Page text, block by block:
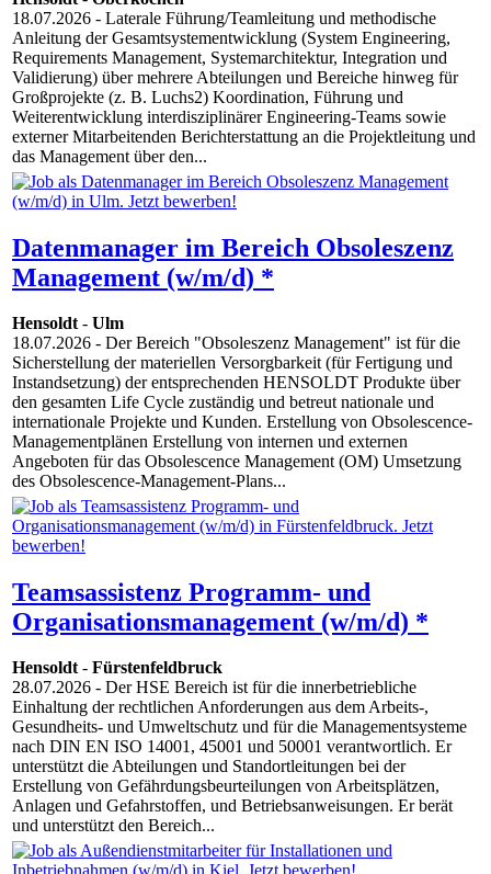
18.07.2026 - Laterale Führung/Teamleitung und methodische
Anleitung der Gesamtsystementwicklung (System Engineering,
Requirements Management, Systemarchitektur, Integration und
Validierung) über mehrere Abteilungen und Bereiche hinweg für
Großprojekte (z. B. Luchs2) Koordination, Führung und
Weiterentwicklung interdisziplinärer Engineering-Teams sowie
externer Mitarbeitenden Berichterstattung an die Projektleitung und
das Management über den...
Datenmanager im Bereich Obsoleszenz
Management (w/m/d) *
Hensoldt- Ulm
18.07.2026 - Der Bereich "Obsoleszenz Management" ist für die
Sicherstellung der materiellen Versorgbarkeit (für Fertigung und
Instandsetzung) der entsprechenden HENSOLDT Produkte über
den gesamten Life Cycle zuständig und betreut nationale und
internationale Projekte und Kunden. Erstellung von Obsolescence-
Managementplänen Erstellung von internen und externen
Angeboten für das Obsolescence Management (OM) Umsetzung
des Obsolescence-Management-Plans...
Teamsassistenz Programm- und
Organisationsmanagement (w/m/d) *
Hensoldt- Fürstenfeldbruck
28.07.2026 - Der HSE Bereich ist für die innerbetriebliche
Einhaltung der rechtlichen Anforderungen aus dem Arbeits-,
Gesundheits- und Umweltschutz und für die Managementsysteme
nach DIN EN ISO 14001, 45001 und 50001 verantwortlich. Er
unterstützt die Abteilungen und Standortleitungen bei der
Erstellung von Gefährdungsbeurteilungen von Arbeitsplätzen,
Anlagen und Gefahrstoffen, und Betriebsanweisungen. Er berät
und unterstützt den Bereich...